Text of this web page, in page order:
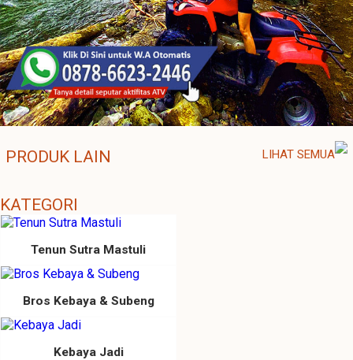
PRODUK LAIN LIHAT SEMUA
KATEGORI
Tenun Sutra Mastuli
Bros Kebaya & Subeng
Kebaya Jadi